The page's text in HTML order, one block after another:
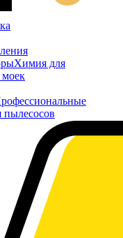
Химия для
моек